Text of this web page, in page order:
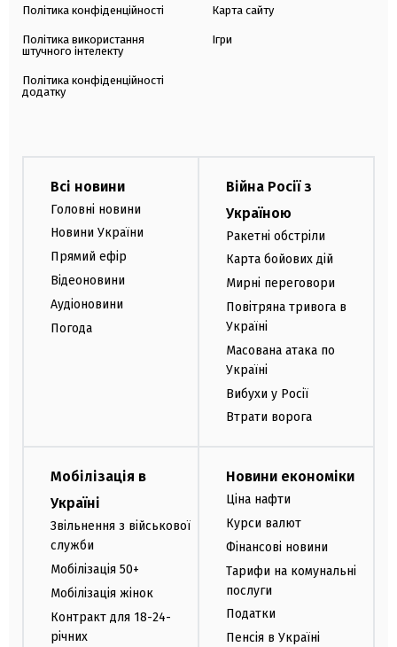
Політика конфіденційності
Політика використання
штучного інтелекту
Політика конфіденційності
додатку
Карта сайту
Ігри
Всі новини
Головні новини
Новини України
Прямий ефір
Відеоновини
Аудіоновини
Погода
Війна Росії з
Україною
Ракетні обстріли
Карта бойових дій
Мирні переговори
Повітряна тривога в
Україні
Масована атака по
Україні
Вибухи у Росії
Втрати ворога
Мобілізація в
Україні
Звільнення з військової
служби
Мобілізація 50+
Мобілізація жінок
Контракт для 18-24-
річних
Новини економіки
Ціна нафти
Курси валют
Фінансові новини
Тарифи на комунальні
послуги
Податки
Пенсія в Україні